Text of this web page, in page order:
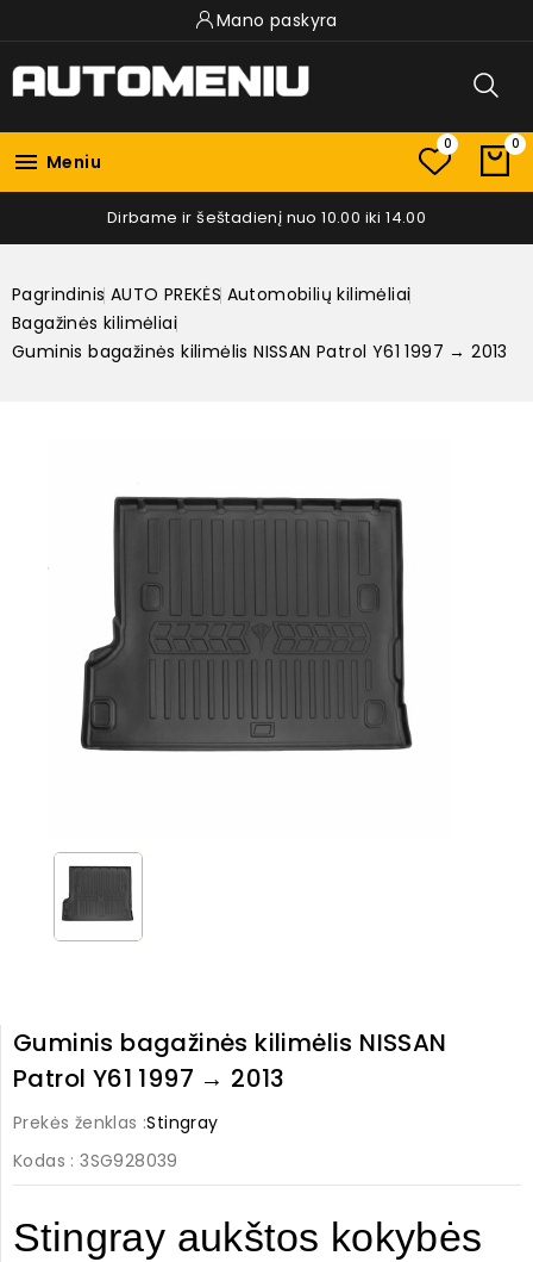
Mano paskyra
 Meniu
0 0
Dirbame ir šeštadienį nuo 10.00 iki 14.00
Pagrindinis AUTO PREKĖS Automobilių kilimėliai
Bagažinės kilimėliai
Guminis bagažinės kilimėlis NISSAN Patrol Y61 1997 → 2013
Guminis bagažinės kilimėlis NISSAN
Patrol Y61 1997 → 2013
Prekės ženklas :Stingray
Kodas : 3SG928039
Stingray aukštos kokybės